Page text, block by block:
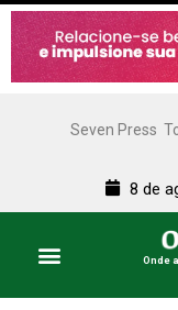
Seven Press
8 de
Onde